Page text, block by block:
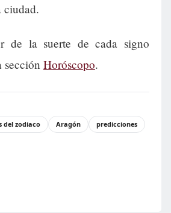
ciudad.
de la suerte de cada signo
sección Horóscopo.
del zodiaco Aragón
predicciones